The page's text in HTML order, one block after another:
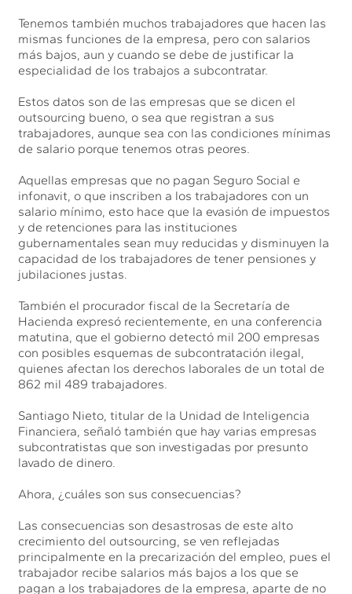
Tenemos también muchos trabajadores que hacen las
mismas funciones de la empresa, pero con salarios
más bajos, aun y cuando se debe de justificar la
especialidad de los trabajos a subcontratar.
Estos datos son de las empresas que se dicen el
outsourcing bueno, o sea que registran a sus
trabajadores, aunque sea con las condiciones mínimas
de salario porque tenemos otras peores.
Aquellas empresas que no pagan Seguro Social e
infonavit, o que inscriben a los trabajadores con un
salario mínimo, esto hace que la evasión de impuestos
y de retenciones para las instituciones
gubernamentales sean muy reducidas y disminuyen la
capacidad de los trabajadores de tener pensiones y
jubilaciones justas.
También el procurador fiscal de la Secretaría de
Hacienda expresó recientemente, en una conferencia
matutina, que el gobierno detectó mil 200 empresas
con posibles esquemas de subcontratación ilegal,
quienes afectan los derechos laborales de un total de
862 mil 489 trabajadores.
Santiago Nieto, titular de la Unidad de Inteligencia
Financiera, señaló también que hay varias empresas
subcontratistas que son investigadas por presunto
lavado de dinero.
Ahora, ¿cuáles son sus consecuencias?
Las consecuencias son desastrosas de este alto
crecimiento del outsourcing, se ven reflejadas
principalmente en la precarización del empleo, pues el
trabajador recibe salarios más bajos a los que se
pagan a los trabajadores de la empresa, aparte de no